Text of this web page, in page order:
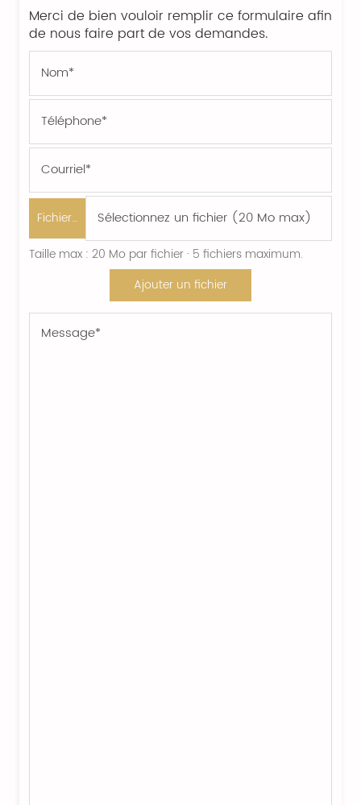
Merci de bien vouloir remplir ce formulaire afin
de nous faire part de vos demandes.
Fichier…
Taille max : 20 Mo par fichier · 5 fichiers maximum.
Ajouter un fichier